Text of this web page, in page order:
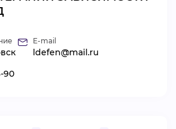
ВОЙТИ
E-mail
ldefen@mail.ru
90